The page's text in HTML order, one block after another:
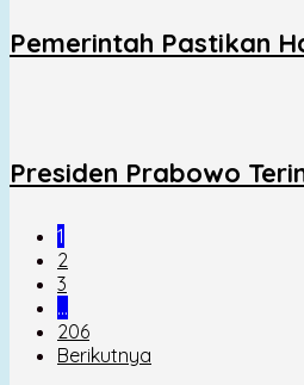
Pemerintah Pastikan
Presiden Prabowo
1
2
3
…
206
Berikutnya